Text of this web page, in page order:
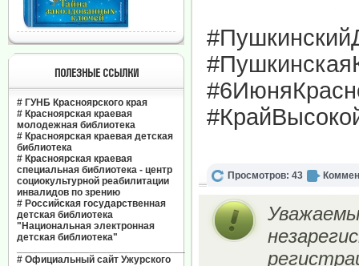
ПОЛЕЗНЫЕ ССЫЛКИ
# ГУНБ Красноярского края
# Красноярская краевая
молодежная библиотека
# Красноярская краевая детская
библиотека
# Красноярская краевая
специальная библиотека - центр
социокультурной реабилитации
инвалидов по зрению
# Российская государственная
детская библиотека
"Национальная электронная
детская библиотека"
# Официальный сайт Ужурского
Просмотров: 43